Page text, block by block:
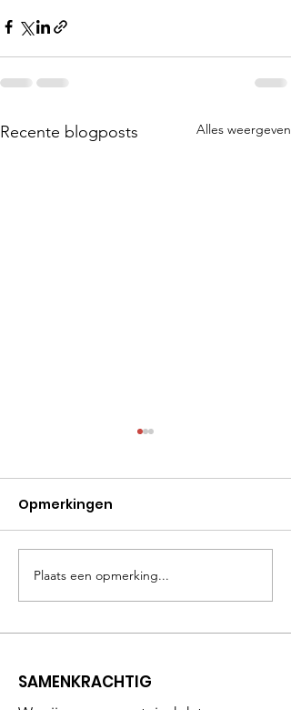
Recente blogposts Alles weergeven
Presentatie door
Onderzoeksjournalist
Maartje van den Berg
Opmerkingen
Plaats een opmerking...
SAMENKRACHTIG